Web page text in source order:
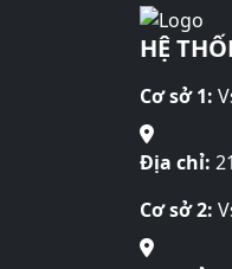
HỆ
Cơ sở 1:
Địa chỉ:
Cơ sở 2: